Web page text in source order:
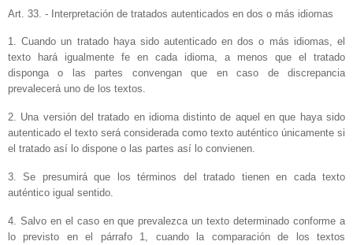
Art. 33. - Interpretación de tratados autenticados en dos o más idiomas
1. Cuando un tratado haya sido autenticado en dos o más idiomas, el
texto hará igualmente fe en cada idioma, a menos que el tratado
disponga o las partes convengan que en caso de discrepancia
prevalecerá uno de los textos.
2. Una versión del tratado en idioma distinto de aquel en que haya sido
autenticado el texto será considerada como texto auténtico únicamente si
el tratado así lo dispone o las partes así lo convienen.
3. Se presumirá que los términos del tratado tienen en cada texto
auténtico igual sentido.
4. Salvo en el caso en que prevalezca un texto determinado conforme a
lo previsto en el párrafo 1, cuando la comparación de los textos